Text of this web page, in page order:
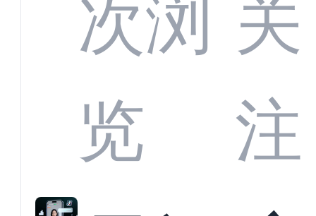
商深度
次浏
览
关
注